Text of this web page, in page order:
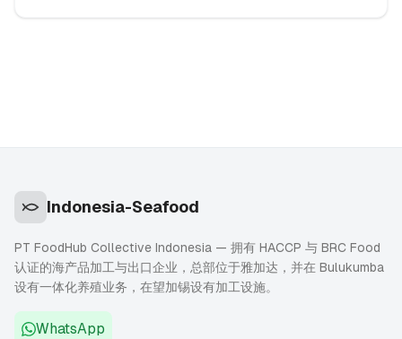
Indonesia-Seafood
PT FoodHub Collective Indonesia — 拥有 HACCP 与 BRC Food
认证的海产品加工与出口企业，总部位于雅加达，并在 Bulukumba
设有一体化养殖业务，在望加锡设有加工设施。
WhatsApp